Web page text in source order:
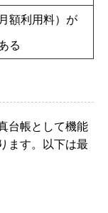
額利用料）が
る
台帳として機能
ます。以下は最